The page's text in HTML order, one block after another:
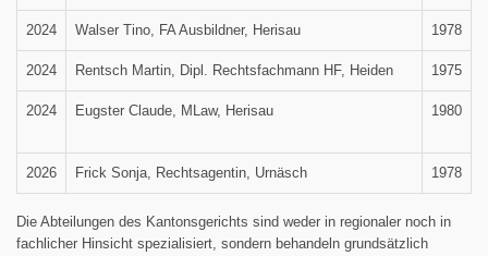
2024 Walser Tino, FA Ausbildner, Herisau 1978
2024 Rentsch Martin, Dipl. Rechtsfachmann HF, Heiden 1975
2024 Eugster Claude, MLaw, Herisau 1980
2026 Frick Sonja, Rechtsagentin, Urnäsch 1978
Die Abteilungen des Kantonsgerichts sind weder in regionaler noch in
fachlicher Hinsicht spezialisiert, sondern behandeln grundsätzlich